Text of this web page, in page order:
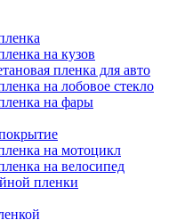
на кузов
пленка для авто
на лобовое стекло
на фары
на мотоцикл
на велосипед
пленки